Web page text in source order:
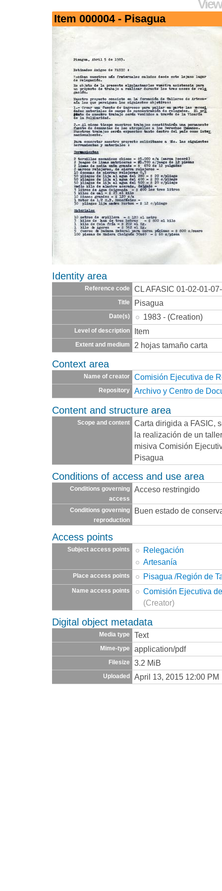
Item 000004 - Pisagua
Identity area
Reference code CL AFASIC 01-02-01-
Title Pisagua
Date(s) 1983 - (Creation)
Level of description Item
Extent and medium 2 hojas tamaño carta
Context area
Name of creator Comisión Ejecutiva de
Repository Archivo y Centro de
Content and structure area
Scope and content
Carta dirigida a FASIC,
la realización de un
misiva Comisión
Pisagua
Conditions of access and use area
Conditions governing
access
Acceso restringido
Conditions governing
reproduction
Buen estado de
Access points
Subject access points
Relegación
Artesanía
Place access points Pisagua /Región de
Name access points
Comisión Ejecutiva
(Creator)
Digital object metadata
Media type Text
Mime-type application/pdf
Filesize 3.2 MiB
Uploaded April 13, 2015 12:00 PM